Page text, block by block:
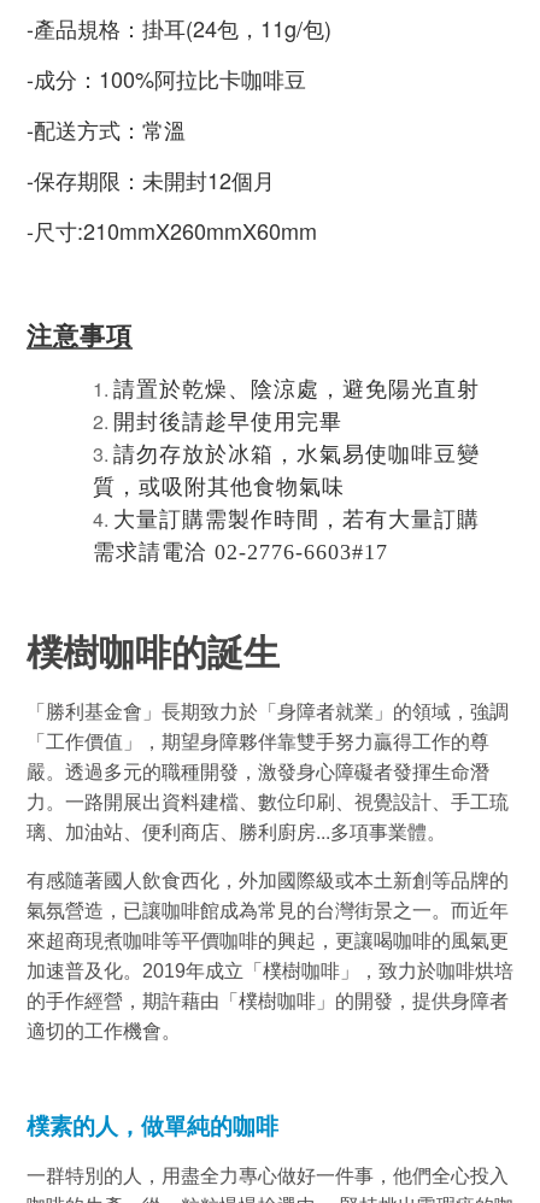
-產品規格：掛耳(24包，11g/包)
-成分：100%阿拉比卡咖啡豆
-配送方式：常溫
-保存期限：未開封12個月
-尺寸:210mmX260mmX60mm
注意事項
請置於乾燥、陰涼處，避免陽光直射
開封後請趁早使用完畢
請勿存放於冰箱，水氣易使咖啡豆變
質，或吸附其他食物氣味
大量訂購需製作時間，若有大量訂購
需求請電洽 02-2776-6603#17
樸樹咖啡的誕生
「勝利基金會」長期致力於「身障者就業」的領域，強調
「工作價值」，期望身障夥伴靠雙手努力贏得工作的尊
嚴。透過多元的職種開發，激發身心障礙者發揮生命潛
力。一路開展出資料建檔、數位印刷、視覺設計、手工琉
璃、加油站、便利商店、勝利廚房...多項事業體。
有感隨著國人飲食西化，外加國際級或本土新創等品牌的
氣氛營造，已讓咖啡館成為常見的台灣街景之一。而近年
來超商現煮咖啡等平價咖啡的興起，更讓喝咖啡的風氣更
加速普及化。 2019年成立「樸樹咖啡」，致力於咖啡烘培
的手作經營，期許藉由「樸樹咖啡」的開發，提供身障者
適切的工作機會。
樸素的人，做單純的咖啡
一群特別的人，用盡全力專心做好一件事，他們全心投入